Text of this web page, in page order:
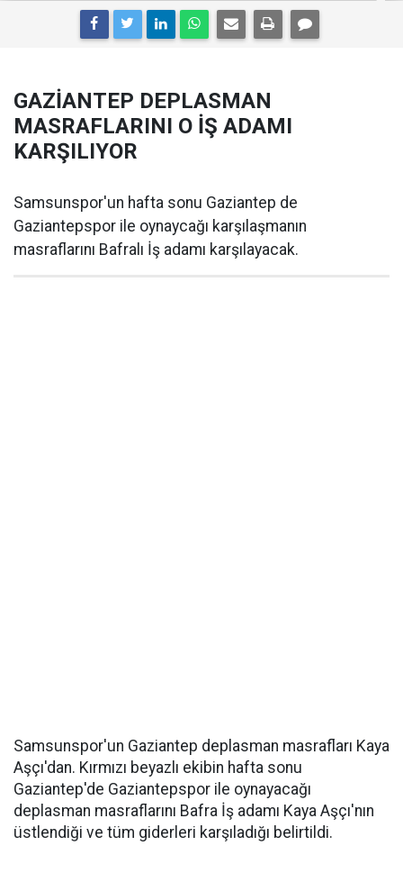
GAZİANTEP DEPLASMAN
MASRAFLARINI O İŞ ADAMI
KARŞILIYOR
Samsunspor'un hafta sonu Gaziantep de
Gaziantepspor ile oynaycağı karşılaşmanın
masraflarını Bafralı İş adamı karşılayacak.
Samsunspor'un Gaziantep deplasman masrafları Kaya
Aşçı'dan. Kırmızı beyazlı ekibin hafta sonu
Gaziantep'de Gaziantepspor ile oynayacağı
deplasman masraflarını Bafra İş adamı Kaya Aşçı'nın
üstlendiği ve tüm giderleri karşıladığı belirtildi.